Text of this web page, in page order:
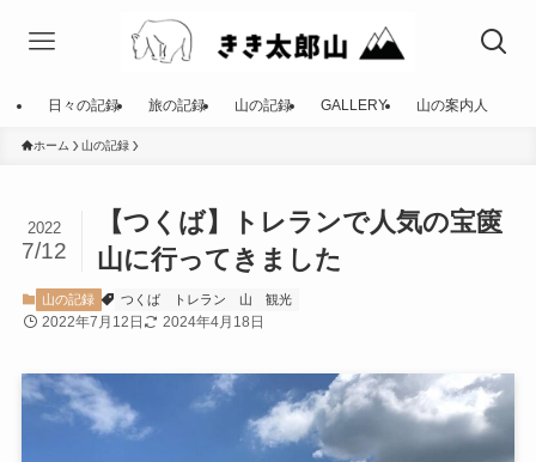
日々の記録 旅の記録 山の記録 GALLERY 山の案内人
ホーム 山の記録
【つくば】トレランで人気の宝篋
山に行ってきました
2022
7/12
山の記録 つくば トレラン 山 観光
2022年7月12日 2024年4月18日